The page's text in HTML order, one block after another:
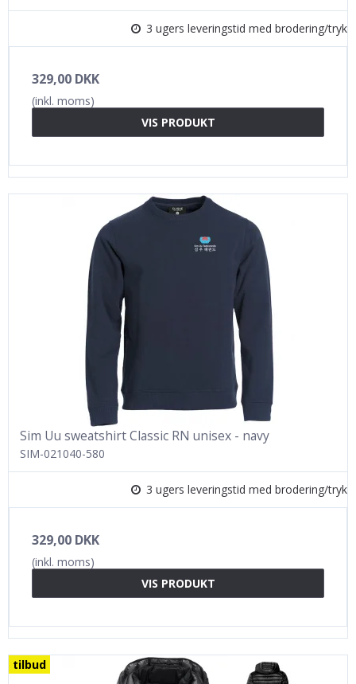
3 ugers leveringstid med brodering/tryk
329,00 DKK
(inkl. moms)
VIS PRODUKT
Sim Uu sweatshirt Classic RN unisex - navy
SIM-021040-580
3 ugers leveringstid med brodering/tryk
329,00 DKK
(inkl. moms)
VIS PRODUKT
tilbud